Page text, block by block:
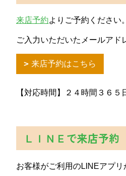
来店予約よりご予約ください。
ご入力いただいたメールアド
来店予約はこちら
【対応時間】２４時間３６５
ＬＩＮＥで来店予約
お客様がご利用のLINEアプ